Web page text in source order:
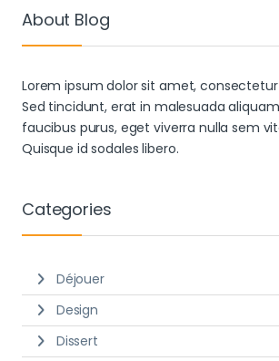
About Blog
Lorem ipsum dolor sit amet,
Sed tincidunt, erat in malesuada
faucibus purus, eget viverra nulla sem
Quisque id sodales libero.
Categories
Déjouer
Design
Dissert